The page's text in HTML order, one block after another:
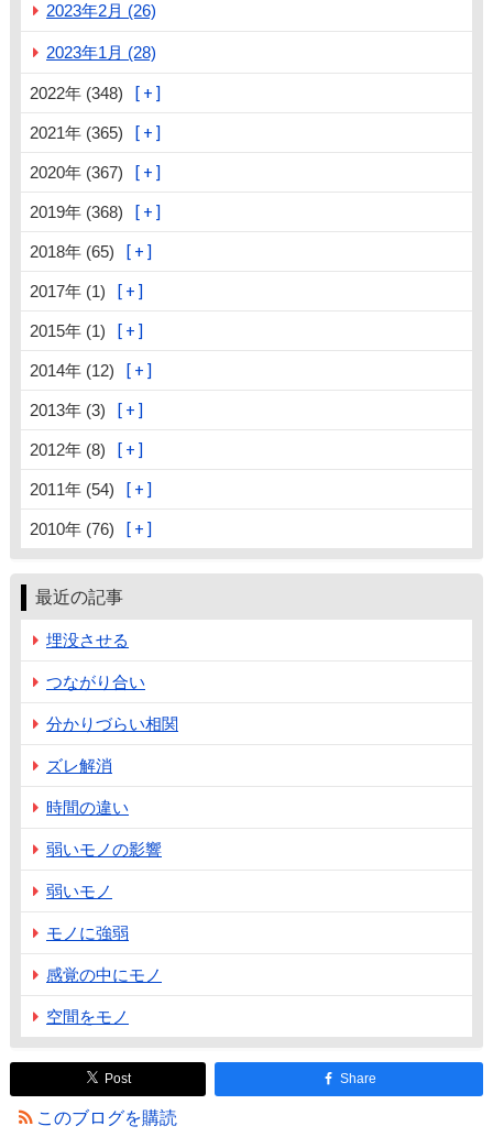
2023年2月 (26)
2023年1月 (28)
2022年 (348)
2021年 (365)
2020年 (367)
2019年 (368)
2018年 (65)
2017年 (1)
2015年 (1)
2014年 (12)
2013年 (3)
2012年 (8)
2011年 (54)
2010年 (76)
最近の記事
埋没させる
つながり合い
分かりづらい相関
ズレ解消
時間の違い
弱いモノの影響
弱いモノ
モノに強弱
感覚の中にモノ
空間をモノ
Post Share
このブログを購読